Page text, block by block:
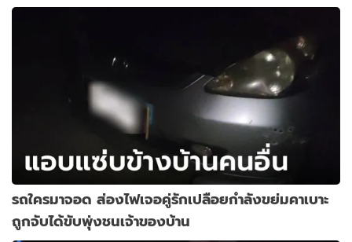
รถใครมาจอด ส่องไฟเจอคู่รักเปลือยกำลังขย่มคาเบาะ
ถูกจับได้ขับพุ่งชนเจ้าของบ้าน